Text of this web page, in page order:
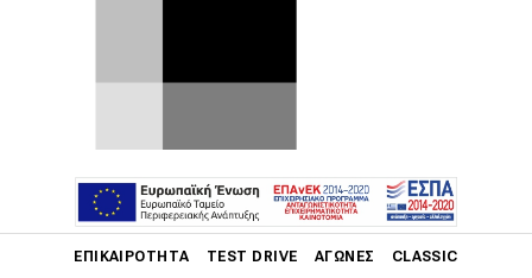
ΕΠΙΚΑΙΡΌΤΗΤΑ TEST DRIVE ΑΓΏΝΕΣ CLASSIC
Φτιάξτε ένα μικρό αυτοκίνητο ικανό να
ταξιδεύει Παρίσι-Μασσαλία με άνεση